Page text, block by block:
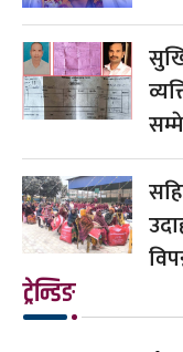
ट्रेन्डिङ